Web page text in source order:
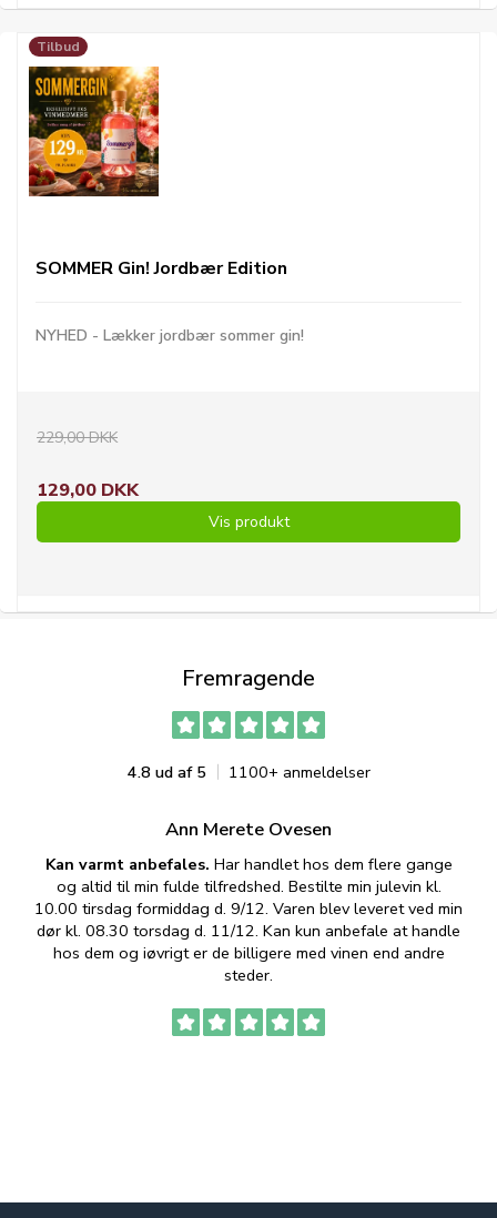
Tilbud
SOMMER Gin! Jordbær Edition
NYHED - Lækker jordbær sommer gin!
229,00 DKK
129,00 DKK
Vis produkt
Fremragende
4.8 ud af 5 1100+ anmeldelser
Ann Merete Ovesen
Kan varmt anbefales. Har handlet hos dem flere gange
og altid til min fulde tilfredshed. Bestilte min julevin kl.
10.00 tirsdag formiddag d. 9/12. Varen blev leveret ved min
dør kl. 08.30 torsdag d. 11/12. Kan kun anbefale at handle
hos dem og iøvrigt er de billigere med vinen end andre
steder.